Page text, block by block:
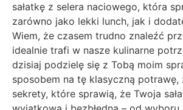
sałatkę z selera naciowego, która
zarówno jako lekki lunch, jak i
Wiem, że czasem trudno znaleźć
idealnie trafi w nasze kulinarne
dzisiaj podzielę się z Tobą moim
sposobem na tę klasyczną potrawę,
sekrety, które sprawią, że Twoja